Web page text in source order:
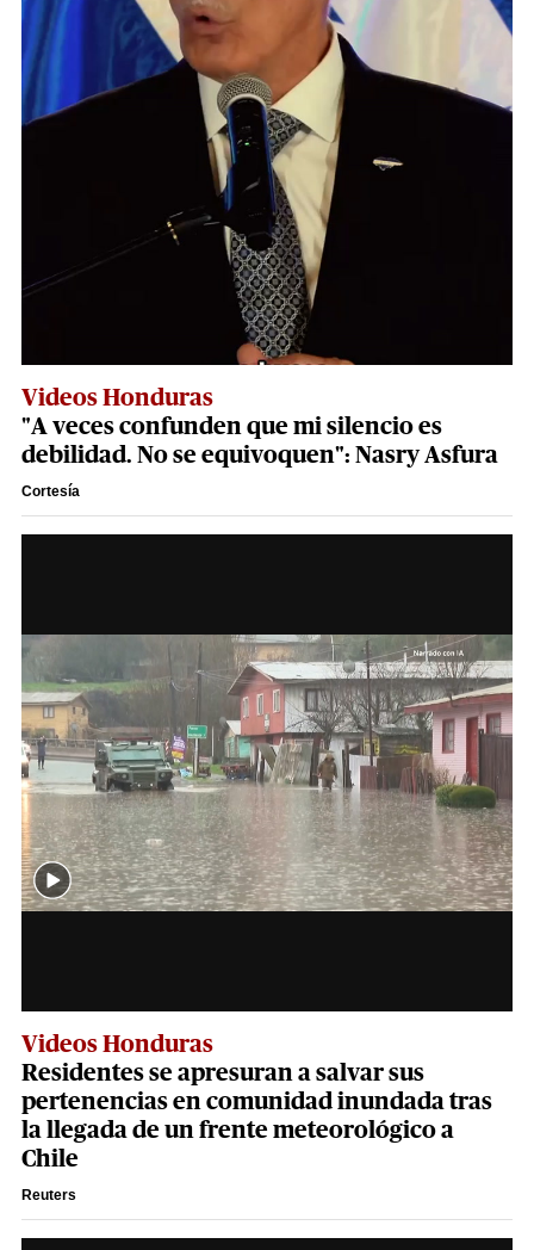
Videos Honduras
"A veces confunden que mi silencio es
debilidad. No se equivoquen": Nasry Asfura
Cortesía
Videos Honduras
Residentes se apresuran a salvar sus
pertenencias en comunidad inundada tras
la llegada de un frente meteorológico a
Chile
Reuters